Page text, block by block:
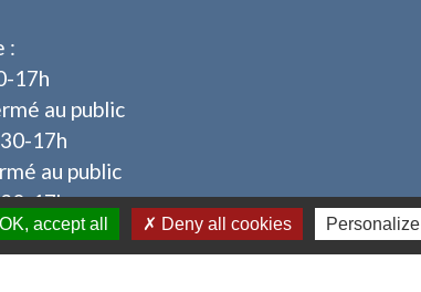
:
17h
au public
17h
au public
17h
OK, accept all Deny all cookies Personalize